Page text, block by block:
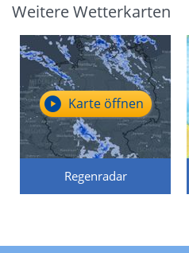
Weitere Wetterkarten
Regenradar
Karte öffnen